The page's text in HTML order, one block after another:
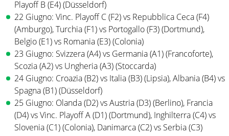
Playoff B (E4) (Düsseldorf)
22 Giugno: Vinc. Playoff C (F2) vs Repubblica Ceca (F4)
(Amburgo), Turchia (F1) vs Portogallo (F3) (Dortmund),
Belgio (E1) vs Romania (E3) (Colonia)
23 Giugno: Svizzera (A4) vs Germania (A1) (Francoforte),
Scozia (A2) vs Ungheria (A3) (Stoccarda)
24 Giugno: Croazia (B2) vs Italia (B3) (Lipsia), Albania (B4) vs
Spagna (B1) (Düsseldorf)
25 Giugno: Olanda (D2) vs Austria (D3) (Berlino), Francia
(D4) vs Vinc. Playoff A (D1) (Dortmund), Inghilterra (C4) vs
Slovenia (C1) (Colonia), Danimarca (C2) vs Serbia (C3)